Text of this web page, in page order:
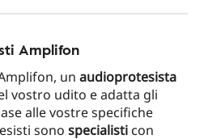
Amplifon
un audioprotesista
vostro udito e adatta gli
alle vostre specifiche
sono specialisti con